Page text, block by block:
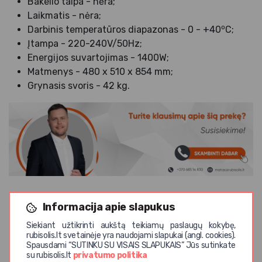
Informacija apie slapukus
Siekiant užtikrinti aukštą teikiamų paslaugų kokybę,
rubisolis.lt svetainėje yra naudojami slapukai (angl. cookies).
Spausdami “SUTINKU SU VISAIS SLAPUKAIS” Jūs sutinkate
su rubisolis.lt privatumo politika
Laikmatis - nėra;
Darbinis temperatūros diapazonas - 0 - +40oC;
Įtampa - 220-240V/50Hz;
Energijos suvartojimas - 1400W;
Matmenys - 480 x 510 x 854 mm;
Grynasis svoris - 42 kg.
Panašios prekės